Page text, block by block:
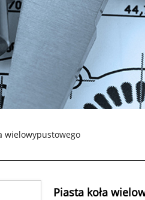
wielowypustowego
Piasta koła